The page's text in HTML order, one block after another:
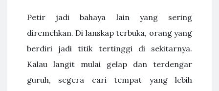
Petir jadi bahaya lain yang sering
diremehkan. Di lanskap terbuka, orang yang
berdiri jadi titik tertinggi di sekitarnya.
Kalau langit mulai gelap dan terdengar
guruh, segera cari tempat yang lebih